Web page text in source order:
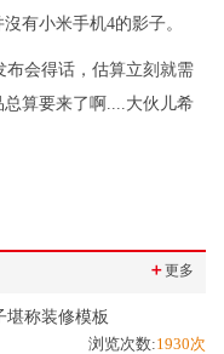
有小米手机4的影子。
布会得话，估算立刻就需
算要来了啊....大伙儿希
＋更多
堪称装修模板
浏览次数:1930次